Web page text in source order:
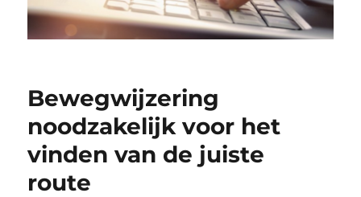
Bewegwijzering
noodzakelijk voor het
vinden van de juiste
route